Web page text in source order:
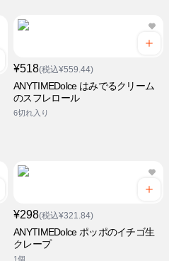
¥518(税込¥559.44)
ANYTIMEDolce はみでるクリーム
のスフレロール
6切れ入り
¥298(税込¥321.84)
ANYTIMEDolce ポッポのイチゴ生
クレープ
1個